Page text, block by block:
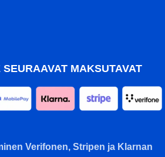
MAKSUTAVAT
Verifonen, Stripen ja Klarnan